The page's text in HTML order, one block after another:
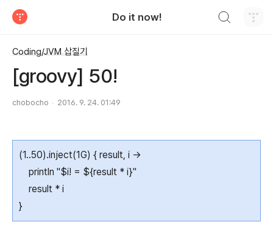
Do it now!
Coding/JVM 삽질기
[groovy] 50!
chobocho 2016. 9. 24. 01:49
(1..50).inject(1G) { result, i ->
println "$i! = ${result * i}"
result * i
}